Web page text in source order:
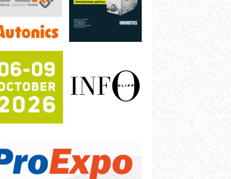
Automatizacija pakovanja · Display
Proizvodnja iC7 Hybrid 1500 VDC
mrežnog pretvarača sa tečnim
Potpuna efikasnost bez složenih
sistema
Trajna oznaka kao dugoročna korist
Bezbednost na prvom mestu!
poverenja u industriji
– Pametna signalizacija za efikasnije
upravljanje mašinama
Sigurnije ispitivanje transformatora u